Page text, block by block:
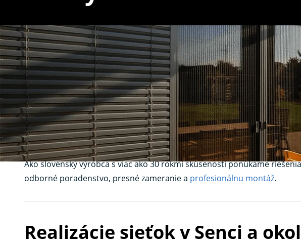
Sieťky na okná Senec
hmyzu na mieru
Hľadáte kvalitnésieťky na oknáv Senci a okolí? VK-systemevyrábame a
prístup k svetlu a čerstvému vzduchu.
Ako slovenský výrobca s viac ako 30 rokmi skúseností ponúkame
odborné poradenstvo, presné zameranie a profesionálnu montáž.
Realizácie sieťok v Senci a